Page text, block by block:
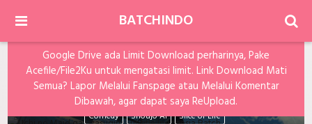
BATCHINDO
Google Drive ada Limit Download perharinya, Pake
Acefile/File2Ku untuk mengatasi limit. Link Download Mati
Semua? Lapor Melalui Fanspage atau Melalui Komentar
Dibawah, agar dapat saya ReUpload.
Uchi no Maid ga Uzasugiru Subtitle Indonesia
Batch
Comedy Shoujo Ai Slice of Life